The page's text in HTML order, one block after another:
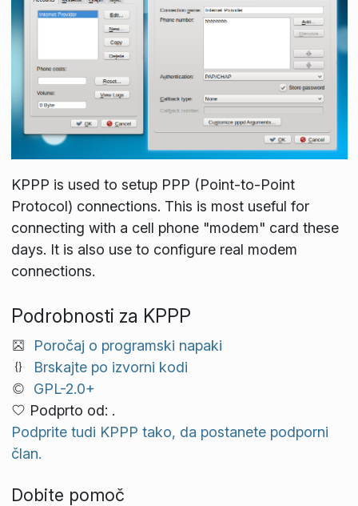
KPPP is used to setup PPP (Point-to-Point
Protocol) connections. This is most useful for
connecting with a cell phone "modem" card these
days. It is also use to configure real modem
connections.
Podrobnosti za KPPP
Poročaj o programski napaki
Brskajte po izvorni kodi
GPL-2.0+
Podprto od: .
Podprite tudi KPPP tako, da postanete podporni
član.
Dobite pomoč